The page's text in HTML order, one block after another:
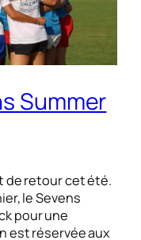
Summer
de retour cet été.
le Sevens
pour une
est réservée aux